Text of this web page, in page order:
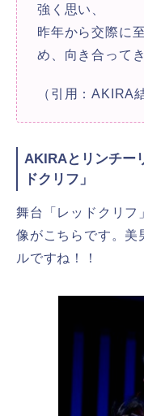
強く思い、
昨年から交際に
め、向き合って
（引用：AKIRA
AKIRAとリンチー
ドクリフ」
舞台「レッドクリフ
像がこちらです。美
ルですね！！